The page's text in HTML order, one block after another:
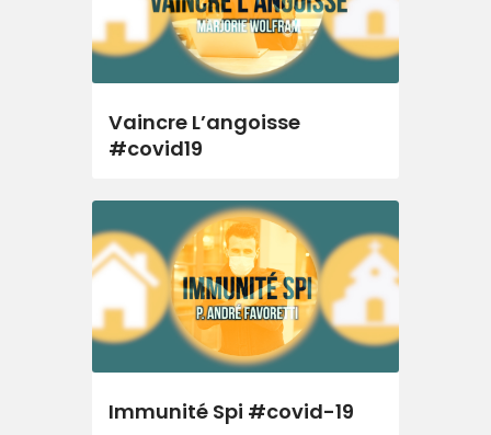
Vaincre L’angoisse
#covid19
Immunité Spi #covid-19